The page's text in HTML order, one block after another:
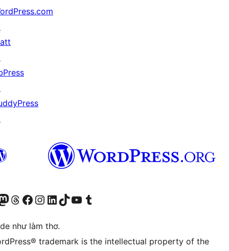
account
our Mastodon account
Visit our Threads account
Xem trang Facebook của chúng tôiTruy cập tài khoản Instagram của chúng tôiTruy cập tài khoản LinkedIn của chúng tôiVisit our TikTok account
Truy cập kênh YouTube của chúng tôi Visit our Tumblr account
như làm thơ.
trademark is the intellectual property of the